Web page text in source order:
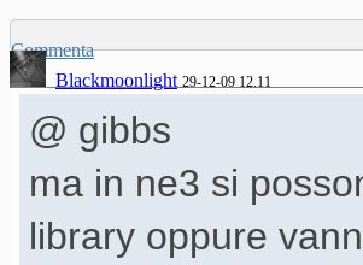
perchè ho tirato in
mancanza di
versatilità. Quello
valutano la
ex, e per me gli
Commenta
Blackmoonlight 29-12-09 12.11
@ gibbs
ma in ne3 si
library oppure